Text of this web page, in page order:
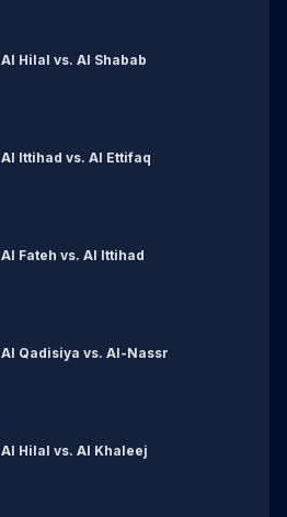
Al Hilal vs. Al Shabab
Al Ittihad vs. Al Ettifaq
Al Fateh vs. Al Ittihad
Al Qadisiya vs. Al-Nassr
Al Hilal vs. Al Khaleej